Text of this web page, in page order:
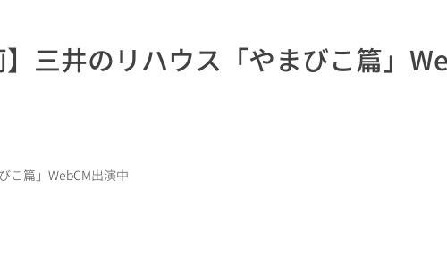
】三井のリハウス「やまびこ篇」
こ篇」WebCM出演中